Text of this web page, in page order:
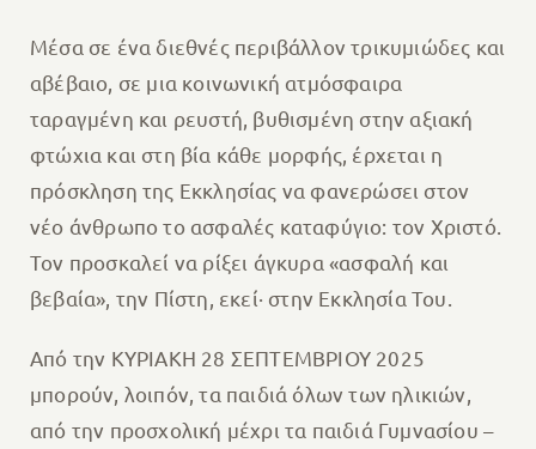
Μέσα σε ένα διεθνές περιβάλλον τρικυμιώδες και
αβέβαιο, σε μια κοινωνική ατμόσφαιρα
ταραγμένη και ρευστή, βυθισμένη στην αξιακή
φτώχια και στη βία κάθε μορφής, έρχεται η
πρόσκληση της Εκκλησίας να φανερώσει στον
νέο άνθρωπο το ασφαλές καταφύγιο: τον Χριστό.
Τον προσκαλεί να ρίξει άγκυρα «ασφαλή και
βεβαία», την Πίστη, εκεί· στην Εκκλησία Του.
Από την ΚΥΡΙΑΚΗ 28 ΣΕΠΤΕΜΒΡΙΟΥ 2025
μπορούν, λοιπόν, τα παιδιά όλων των ηλικιών,
από την προσχολική μέχρι τα παιδιά Γυμνασίου –